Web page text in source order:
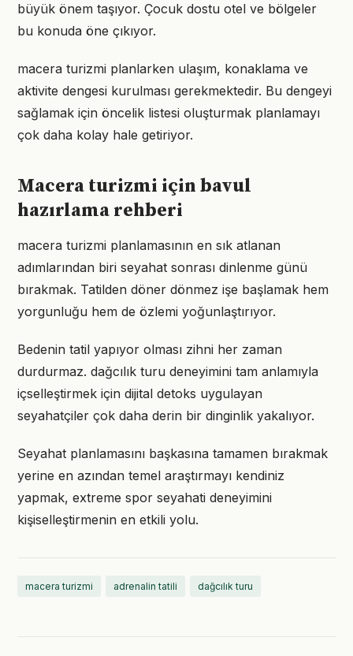
büyük önem taşıyor. Çocuk dostu otel ve bölgeler
bu konuda öne çıkıyor.
macera turizmi planlarken ulaşım, konaklama ve
aktivite dengesi kurulması gerekmektedir. Bu dengeyi
sağlamak için öncelik listesi oluşturmak planlamayı
çok daha kolay hale getiriyor.
Macera turizmi için bavul
hazırlama rehberi
macera turizmi planlamasının en sık atlanan
adımlarından biri seyahat sonrası dinlenme günü
bırakmak. Tatilden döner dönmez işe başlamak hem
yorgunluğu hem de özlemi yoğunlaştırıyor.
Bedenin tatil yapıyor olması zihni her zaman
durdurmaz. dağcılık turu deneyimini tam anlamıyla
içselleştirmek için dijital detoks uygulayan
seyahatçiler çok daha derin bir dinginlik yakalıyor.
Seyahat planlamasını başkasına tamamen bırakmak
yerine en azından temel araştırmayı kendiniz
yapmak, extreme spor seyahati deneyimini
kişiselleştirmenin en etkili yolu.
macera turizmi adrenalin tatili dağcılık turu